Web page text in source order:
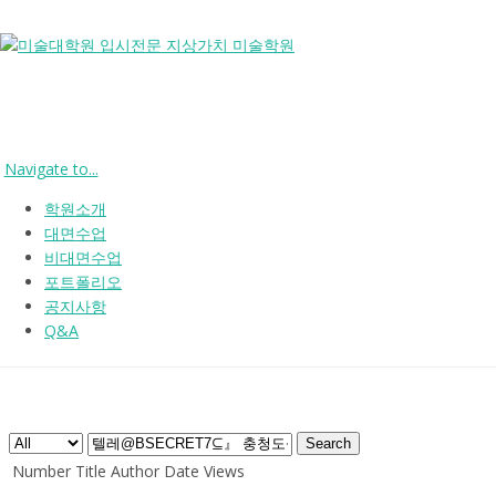
Navigate to...
학원소개
대면수업
비대면수업
포트폴리오
공지사항
Q&A
Admissions
모집요강
Search
Number Title Author Date Views